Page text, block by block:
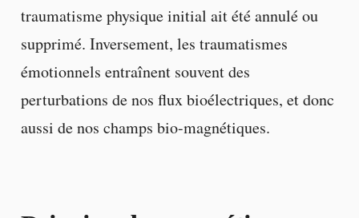
traumatisme physique initial ait été annulé ou
supprimé. Inversement, les traumatismes
émotionnels entraînent souvent des
perturbations de nos flux bioélectriques, et donc
aussi de nos champs bio-magnétiques.